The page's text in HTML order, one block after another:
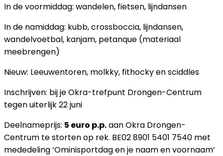
In de voormiddag: wandelen, fietsen, lijndansen
In de namiddag: kubb, crossboccia, lijndansen,
wandelvoetbal, kanjam, petanque (materiaal
meebrengen)
Nieuw: Leeuwentoren, molkky, fithocky en sciddles
Inschrijven: bij je Okra-trefpunt Drongen-Centrum
tegen uiterlijk 22 juni
Deelnameprijs: 5 euro p.p.aan Okra Drongen-
Centrum te storten op rek. BE02 8901 5401 7540 met
mededeling ‘Ominisportdag en je naam en voornaam’